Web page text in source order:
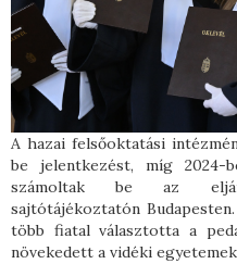
A hazai felsőoktatási
be jelentkezést, míg
számoltak be az
sajtótájékoztatón
több fiatal választotta a
növekedett a vidéki